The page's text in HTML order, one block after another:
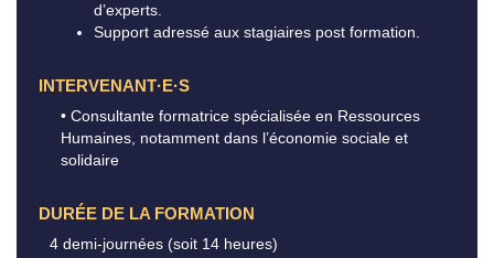
d’experts.
Support adressé aux stagiaires post formation.
INTERVENANT·E·S
• Consultante formatrice spécialisée en Ressources
Humaines, notamment dans l’économie sociale et
solidaire
DURÉE DE LA FORMATION
4 demi-journées (soit 14 heures)